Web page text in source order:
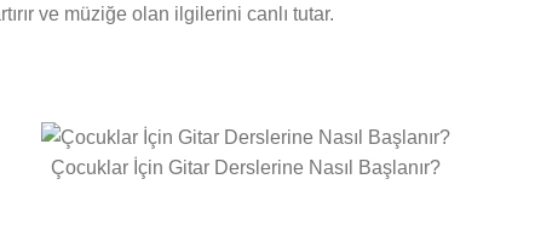
ve müziğe olan ilgilerini canlı tutar.
Çocuklar İçin Gitar Derslerine Nasıl Başlanır?